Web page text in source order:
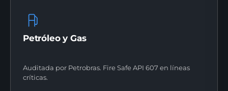
Petróleo y Gas
Auditada por Petrobras. Fire Safe API 607 en líneas
críticas.